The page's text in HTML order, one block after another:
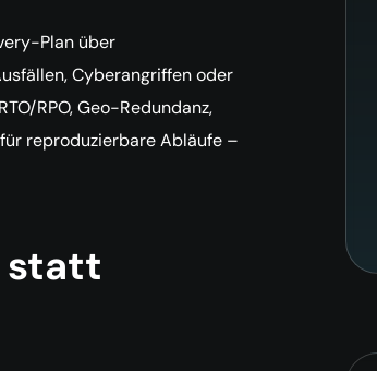
Plan über
Cyberangriffen oder
RPO, Geo-Redundanz,
reproduzierbare Abläufe –
statt